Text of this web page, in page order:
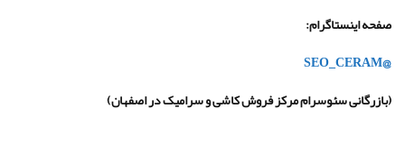
صفحه اینستاگرام:
@SEO_CERAM
(بازرگانی سئوسرام مرکز فروش کاشی و سرامیک در اصفهان)